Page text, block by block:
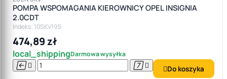
POMPA WSPOMAGANIA KIEROWNICY OPEL INSIGNIA
2.0CDT
Indeks: 10SKV195
474,89 zł
local_shippingDarmowa wysyłka
    Do koszyka